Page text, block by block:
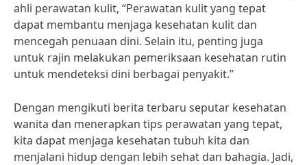
ahli perawatan kulit, “Perawatan kulit yang tepat
dapat membantu menjaga kesehatan kulit dan
mencegah penuaan dini. Selain itu, penting juga
untuk rajin melakukan pemeriksaan kesehatan rutin
untuk mendeteksi dini berbagai penyakit.”
Dengan mengikuti berita terbaru seputar kesehatan
wanita dan menerapkan tips perawatan yang tepat,
kita dapat menjaga kesehatan tubuh kita dan
menjalani hidup dengan lebih sehat dan bahagia. Jadi,